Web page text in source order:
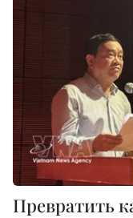
Превратить